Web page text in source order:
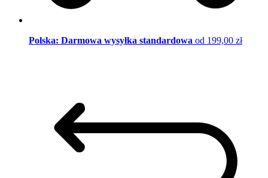
Polska: Darmowa wysyłka standardowa od 199,00 zł